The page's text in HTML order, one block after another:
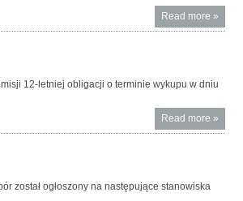
Read more About
»
12-letniej obligacji o terminie wykupu w dniu
Read more About
»
został ogłoszony na następujące stanowiska